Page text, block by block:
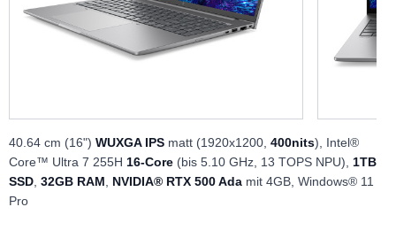
40.64 cm (16") WUXGA IPS matt (1920x1200, 400nits), Intel®
Core™ Ultra 7 255H 16-Core (bis 5.10 GHz, 13 TOPS NPU), 1TB
SSD 32GB RAM NVIDIA® RTX 500 Ada mit 4GB, Windows® 11
Pro